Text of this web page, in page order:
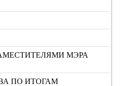
МЭРА
ПО ИТОГАМ